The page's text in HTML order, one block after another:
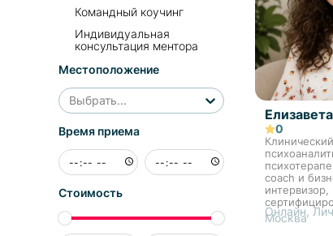
Командный коучинг
Индивидуальная
консультация ментора
Местоположение
Выбрать...
Время приема
Стоимость
0
coach и
интервизор,
АПКБК
Онлайн,
Москва